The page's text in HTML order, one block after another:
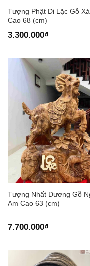
Tượng Phật Di Lặc Gỗ
Cao 68 (cm)
3.300.000₫
Tượng Nhất Dương Gỗ
Am Cao 63 (cm)
7.700.000₫